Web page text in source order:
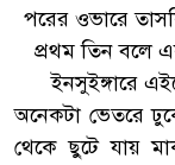
পরের ওভারে
প্রথম তিন বলে
ইনসুইঙ্গারে
অনেকটা ভেতরে
থেকে ছুটে যায়